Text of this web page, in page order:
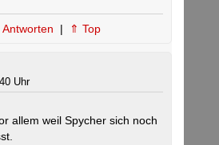
Antworten | ⇑ Top
Uhr
allem weil Spycher sich noch